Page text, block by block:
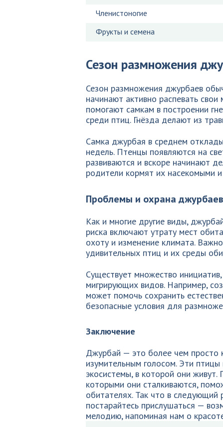
Членистоногие
Фрукты и семена
Сезон размножения
Сезон размножения джурбаев
начинают активно распевать
помогают самкам в построении
среди птиц. Гнёзда делают из
Самка джурбая в среднем
недель. Птенцы появляются на
развиваются и вскоре начинают
родители кормят их
Проблемы и охрана джурбаев
Как и многие другие виды,
риска включают утрату мест
охоту и изменение климата.
удивительных птиц и их среды
Существует множество
мигрирующих видов. Например,
может помочь сохранить
безопасные условия для
Заключение
Джурбай — это более чем просто
изумительным голосом. Эти
экосистемы, в которой они
которыми они сталкиваются,
обитателях. Так что в следующий
постарайтесь прислушаться —
мелодию, напоминая нам о